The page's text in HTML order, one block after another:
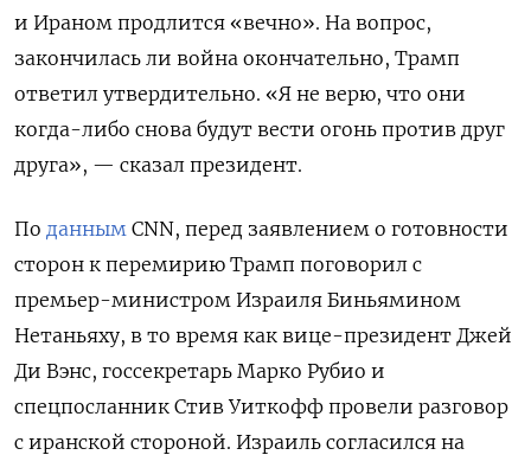
и Ираном продлится «вечно». На вопрос,
закончилась ли война окончательно, Трамп
ответил утвердительно. «Я не верю, что они
когда-либо снова будут вести огонь против друг
друга», — сказал президент.
По данным CNN, перед заявлением о готовности
сторон к перемирию Трамп поговорил с
премьер-министром Израиля Биньямином
Нетаньяху, в то время как вице-президент Джей
Ди Вэнс, госсекретарь Марко Рубио и
спецпосланник Стив Уиткофф провели разговор
с иранской стороной. Израиль согласился на